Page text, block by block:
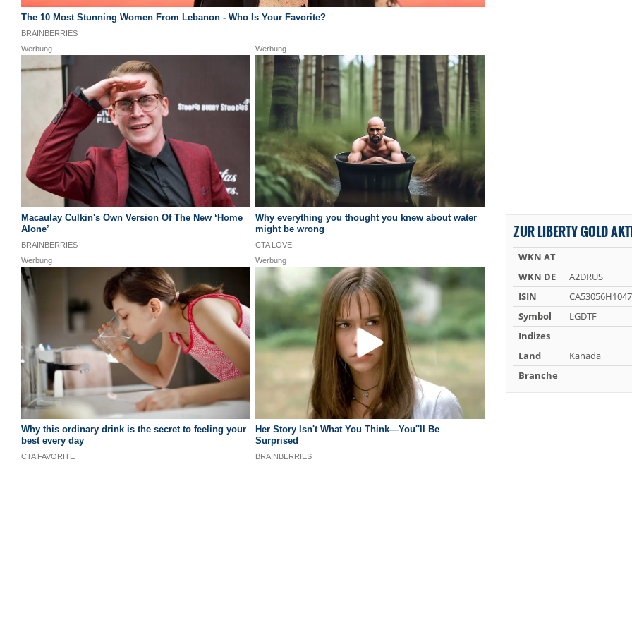
ZUR LIBERTY GOLD
WKN AT
WKN DE
A2DRUS
ISIN
CA53056H1047
Symbol
LGDTF
Indizes
Land
Kanada
Branche